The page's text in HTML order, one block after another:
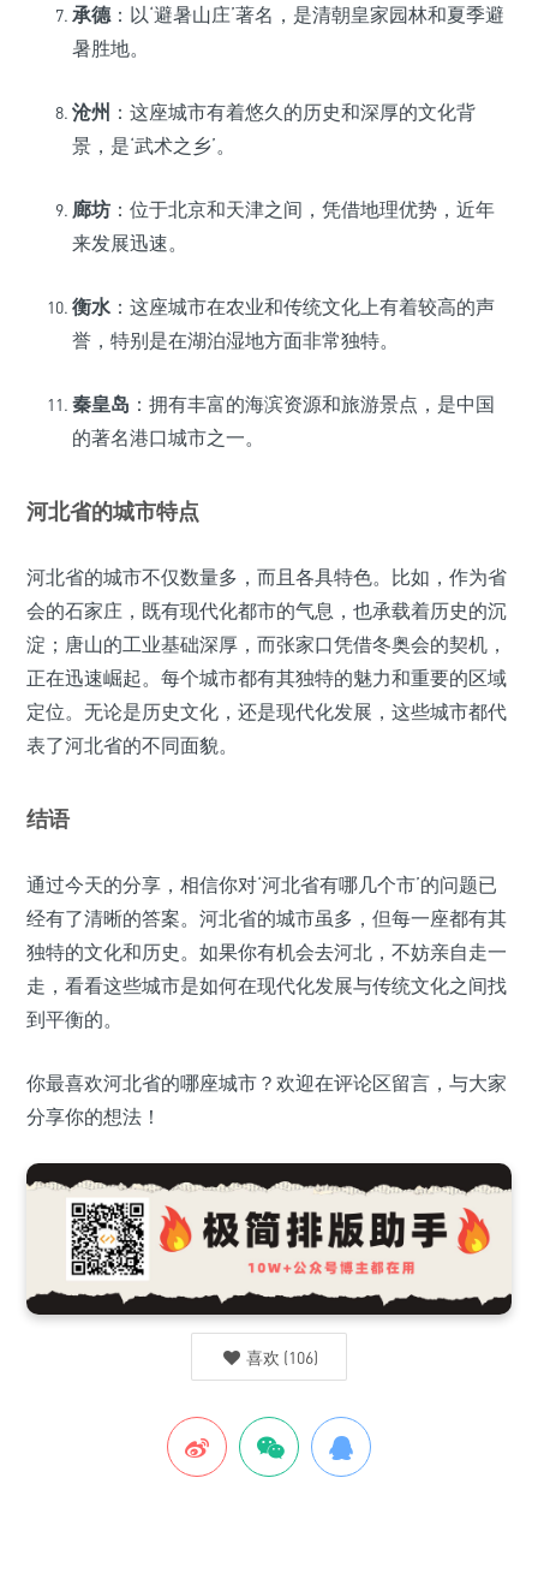
承德 ：以‘避暑山庄’著名，是清朝皇家园林和夏季避
暑胜地。
沧州 ：这座城市有着悠久的历史和深厚的文化背
景，是‘武术之乡’。
廊坊 ：位于北京和天津之间，凭借地理优势，近年
来发展迅速。
衡水 ：这座城市在农业和传统文化上有着较高的声
誉，特别是在湖泊湿地方面非常独特。
秦皇岛 ：拥有丰富的海滨资源和旅游景点，是中国
的著名港口城市之一。
河北省的城市特点
河北省的城市不仅数量多，而且各具特色。比如，作为省
会的石家庄，既有现代化都市的气息，也承载着历史的沉
淀；唐山的工业基础深厚，而张家口凭借冬奥会的契机，
正在迅速崛起。每个城市都有其独特的魅力和重要的区域
定位。无论是历史文化，还是现代化发展，这些城市都代
表了河北省的不同面貌。
结语
通过今天的分享，相信你对‘河北省有哪几个市’的问题已
经有了清晰的答案。河北省的城市虽多，但每一座都有其
独特的文化和历史。如果你有机会去河北，不妨亲自走一
走，看看这些城市是如何在现代化发展与传统文化之间找
到平衡的。
你最喜欢河北省的哪座城市？欢迎在评论区留言，与大家
分享你的想法！
喜欢 (106)